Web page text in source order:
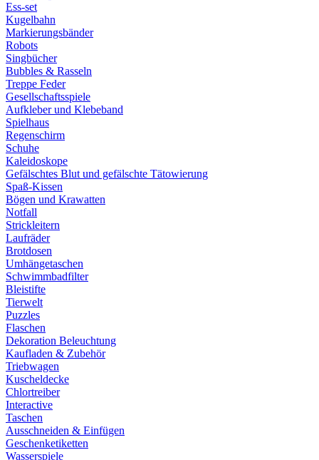
Ess-set
Kugelbahn
Markierungsbänder
Robots
Singbücher
Bubbles & Rasseln
Treppe Feder
Gesellschaftsspiele
Aufkleber und Klebeband
Spielhaus
Regenschirm
Schuhe
Kaleidoskope
Gefälschtes Blut und gefälschte Tätowierung
Spaß-Kissen
Bögen und Krawatten
Notfall
Strickleitern
Laufräder
Brotdosen
Umhängetaschen
Schwimmbadfilter
Bleistifte
Tierwelt
Puzzles
Flaschen
Dekoration Beleuchtung
Kaufladen & Zubehör
Triebwagen
Kuscheldecke
Chlortreiber
Interactive
Taschen
Ausschneiden & Einfügen
Geschenketiketten
Wasserspiele